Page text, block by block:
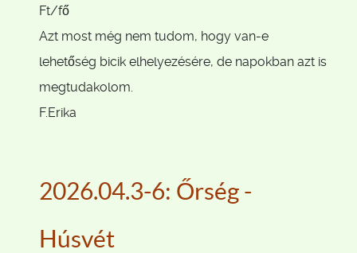
Ft/fő
Azt most még nem tudom, hogy van-e
lehetőség bicik elhelyezésére, de napokban azt is
megtudakolom.
F.Erika
2026.04.3-6: Őrség -
Húsvét